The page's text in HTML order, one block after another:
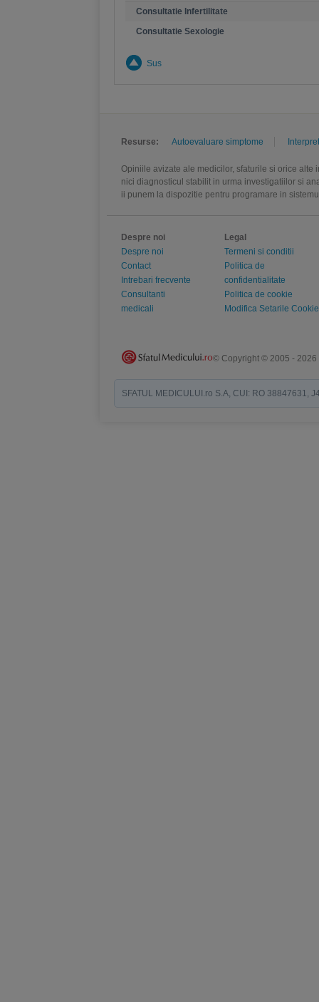
Consultatie Infertilitate
Consultatie Sexologie
Sus
Resurse: Autoevaluare simptome
Opiniile avizate ale medicilor, sfaturile si orice
nici diagnosticul stabilit in urma investigatiilor si
ii punem la dispozitie pentru programare in
Despre noi
Despre noi
Contact
Intrebari frecvente
Consultanti
medicali
Legal
Termeni si conditii
Politica de
confidentialitate
Politica de cookie
Modifica Setarile Cookie
© Copyright © 2005 - 2026
SFATUL MEDICULUI.ro S.A, CUI: RO 38847631,